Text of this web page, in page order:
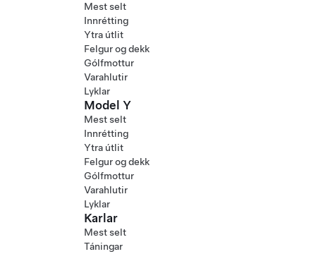
Mest selt
Innrétting
Ytra útlit
Felgur og dekk
Gólfmottur
Varahlutir
Lyklar
Model Y
Mest selt
Innrétting
Ytra útlit
Felgur og dekk
Gólfmottur
Varahlutir
Lyklar
Karlar
Mest selt
Táningar